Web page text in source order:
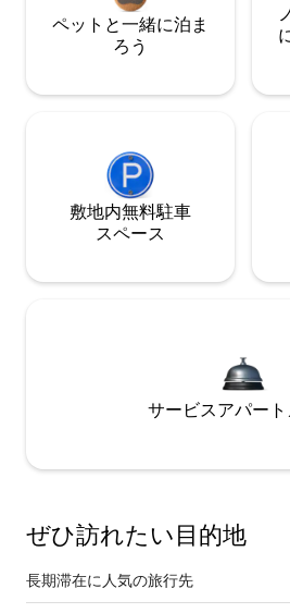
ペットと一緒に泊ま
ろう
敷地内無料駐⁠車
ス⁠ペ⁠ー⁠ス
サービスアパート
ぜひ訪⁠れ⁠た⁠い目⁠的⁠地
長期滞在に人気の旅行先